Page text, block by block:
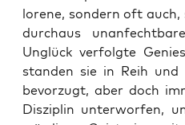
lo­re­ne, son­dern oft
durch­aus
Unglück ver­folg­te
stan­den sie in Reih und
bevor­zugt, aber doch
Dis­zi­plin unter­wor­fen,